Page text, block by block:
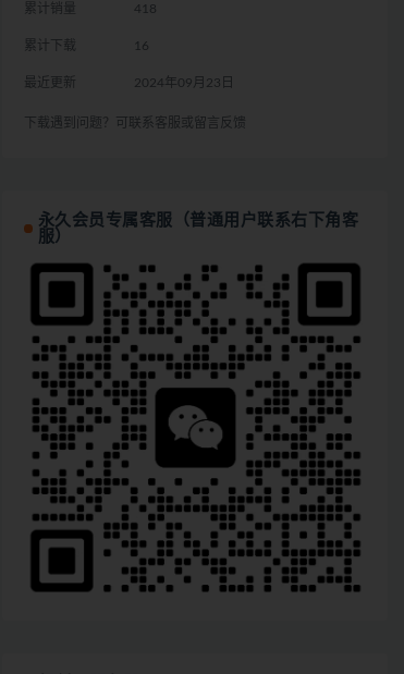
累计销量 418
累计下载 16
最近更新 2024年09月23日
下载遇到问题？可联系客服或留言反馈
永久会员专属客服（普通用户联系右下角客
服）